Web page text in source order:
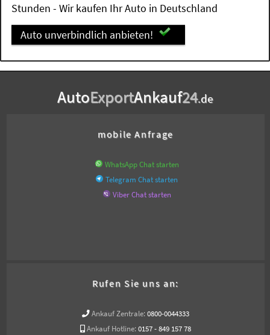
Stunden - Wir kaufen Ihr Auto in Deutschland
Auto unverbindlich anbieten!
AutoExportAnkauf24.de
mobile Anfrage
WhatsApp Chat starten
Telegram Chat starten
Viber Chat starten
Rufen Sie uns an:
Ankauf Zentrale: 0800-0044333
Ankauf Hotline: 0157 - 849 157 78